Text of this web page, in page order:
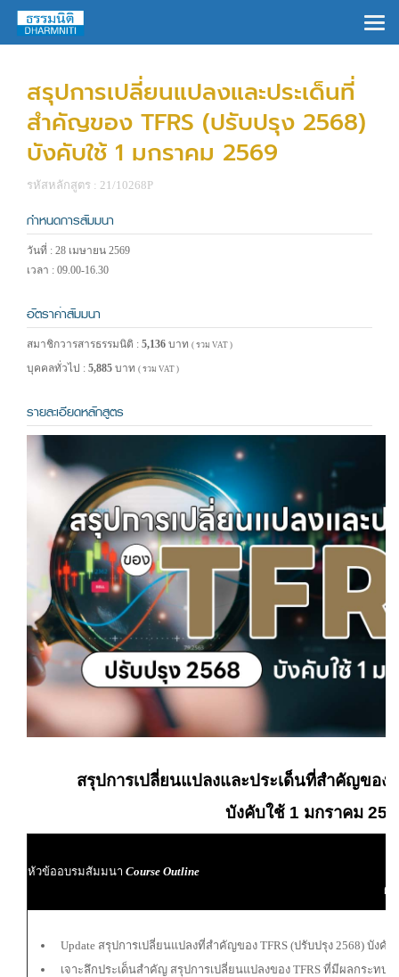
สรุปการเปลี่ยนแปลงและประเด็นที่
สำคัญของ TFRS (ปรับปรุง 2568)
บังคับใช้ 1 มกราคม 2569
รหัสหลักสูตร : 21/10268P
กำหนดการสัมมนา
วันที่ : 28 เมษายน 2569
เวลา : 09.00-16.30
อัตราค่าสัมมนา
สมาชิกวารสารธรรมนิติ : 5,136 บาท ( รวม VAT )
บุคคลทั่วไป : 5,885 บาท ( รวม VAT )
รายละเอียดหลักสูตร
สรุปการเปลี่ยนแปลงและประเด็นที่สำคัญของ
บังคับใช้ 1 มกราคม
หัวข้ออบรมสัมมนา Course Outline
ผู้
Update สรุปการเปลี่ยนแปลงที่สำคัญของ TFRS (ปรับปรุง 2568) บังคั
เจาะลึกประเด็นสำคัญ สรุปการเปลี่ยนแปลงของ TFRS ที่มีผลกระทบต่
×